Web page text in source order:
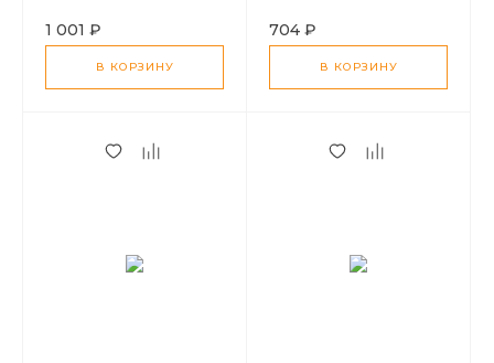
1 001 ₽
В КОРЗИНУ
704 ₽
В КОРЗИНУ